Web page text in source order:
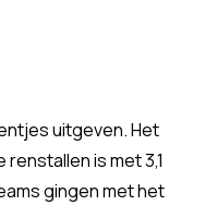
uitgeven. Het
is met 3,1
gingen met het